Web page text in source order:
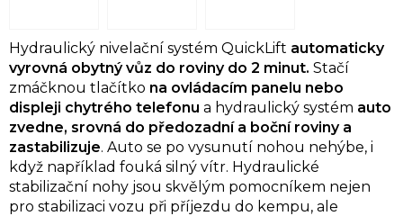
Hydraulický nivelační systém QuickLift automaticky
vyrovná obytný vůz do roviny do 2 minut. Stačí
zmáčknou tlačítko na ovládacím panelu nebo
displeji chytrého telefonu a hydraulický systém auto
zvedne, srovná do předozadní a boční roviny a
zastabilizuje. Auto se po vysunutí nohou nehýbe, i
když například fouká silný vítr. Hydraulické
stabilizační nohy jsou skvělým pomocníkem nejen
pro stabilizaci vozu při příjezdu do kempu, ale